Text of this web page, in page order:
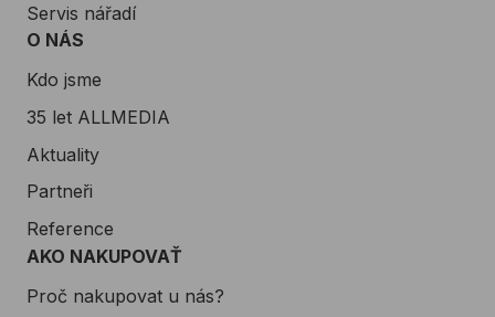
Servis nářadí
O NÁS
Kdo jsme
35 let ALLMEDIA
Aktuality
Partneři
Reference
AKO NAKUPOVAŤ
Proč nakupovat u nás?